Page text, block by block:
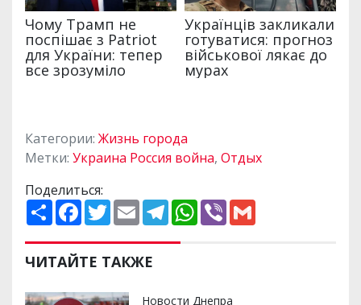
Категории: Жизнь города
Метки: Украина Россия война, Отдых
Поделиться:
П
о
и
р
и
и
F
a
e
b
o
k
T
w
t
t
e
E
m
i
l
T
e
e
m
W
h
p
V
ЧИТАЙТЕ ТАКЖЕ
Новости Днепра